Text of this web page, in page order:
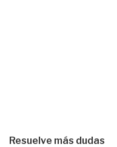
Resuelve más dudas